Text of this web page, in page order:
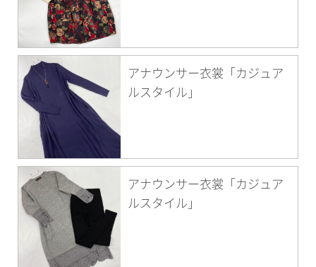
アナウンサー衣裳「カジュア
ルスタイル」
アナウンサー衣裳「カジュア
ルスタイル」